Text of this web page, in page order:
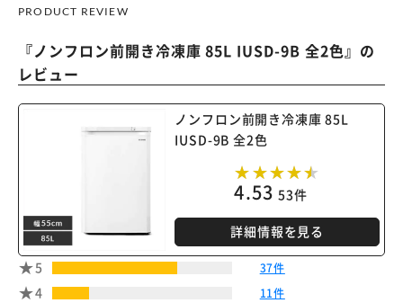
PRODUCT REVIEW
『ノンフロン前開き冷凍庫 85L IUSD-9B 全2色』の
レビュー
ノンフロン前開き冷凍庫 85L
IUSD-9B 全2色
4.53 53件
詳細情報を見る
5 37件
4 11件
※ご確認ください
カートに入れる 購入手続きへ